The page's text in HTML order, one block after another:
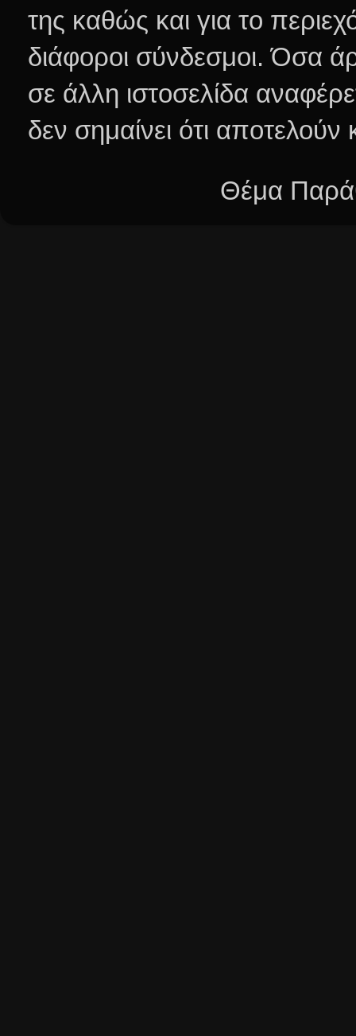
της καθώς και για το
διάφοροι σύνδεσμοι.Όσα
σε άλλη ιστοσελίδα
δεν σημαίνει ότι
Θέμα